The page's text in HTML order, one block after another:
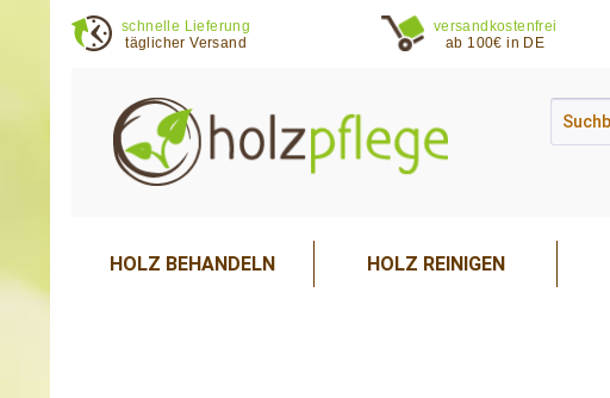
schnelle Lieferung
täglicher Versand
versandkostenfrei
ab 100€ in DE
HOLZ BEHANDELN HOLZ REINIGEN